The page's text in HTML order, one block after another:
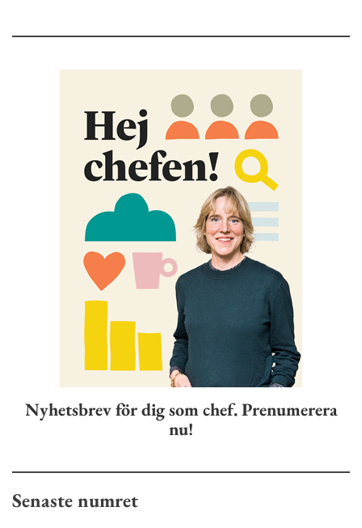
Nyhetsbrev för dig som chef. Prenumerera
nu!
Senaste numret